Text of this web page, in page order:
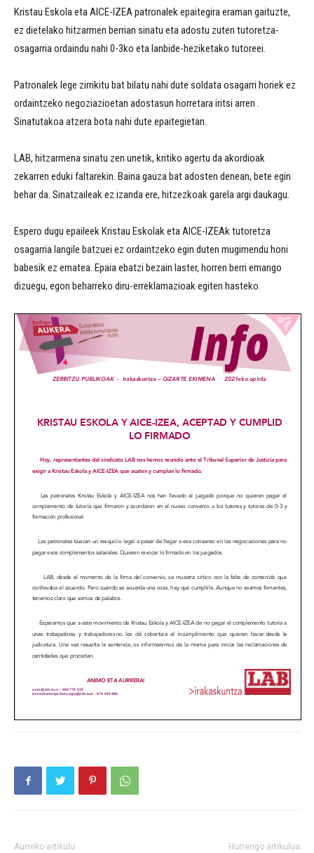
Kristau Eskola eta AICE-IZEA patronalek epaitegira eraman gaituzte,
ez dietelako hitzarmen berrian sinatu eta adostu zuten tutoretza-
osagarria ordaindu nahi 0-3ko eta lanbide-heziketako tutoreei.
Patronalek lege zirrikitu bat bilatu nahi dute soldata osagarri horiek ez
ordaintzeko negoziazioetan adostasun horretara iritsi arren .
Sinatutakoa atzera bota nahi dute epaitegietan.
LAB, hitzarmena sinatu zen unetik, kritiko agertu da akordioak
zekarren eduki faltarekin. Baina gauza bat adosten denean, bete egin
behar da. Sinatzaileak ez izanda ere, hitzezkoak garela argi daukagu.
Espero dugu epaileek Kristau Eskolak eta AICE-IZEAk tutoretza
osagarria langile batzuei ez ordaintzeko egin duten mugimendu honi
babesik ez ematea. Epaia ebatzi bezain laster, horren berri emango
dizuegu, egon beharreko diru-erreklamazioak egiten hasteko.
Aurreko artikulu Hurrengo artikulua